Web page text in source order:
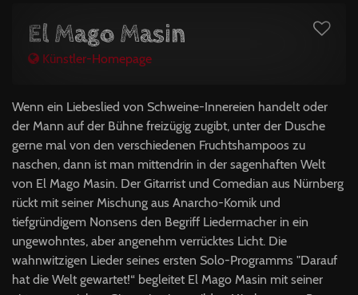
El Mago Masin
Künstler-Homepage
Wenn ein Liebeslied von Schweine-Innereien handelt oder
der Mann auf der Bühne freizügig zugibt, unter der Dusche
gerne mal von den verschiedenen Fruchtshampoos zu
naschen, dann ist man mittendrin in der sagenhaften Welt
von El Mago Masin. Der Gitarrist und Comedian aus Nürnberg
rückt mit seiner Mischung aus Anarcho-Komik und
tiefgründigem Nonsens den Begriff Liedermacher in ein
ungewohntes, aber angenehm verrücktes Licht. Die
wahnwitzigen Lieder seines ersten Solo-Programms "Darauf
hat die Welt gewartet!“ begleitet El Mago Masin mit seiner